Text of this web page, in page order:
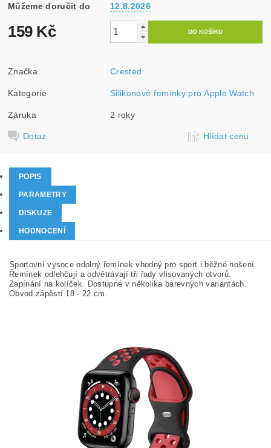
Můžeme doručit do 12.8.2026
159 Kč
Značka Crested
Kategorie Silikonové řemínky pro Apple Watch
Záruka 2 roky
Dotaz Hlídat cenu
POPIS
PARAMETRY
DISKUZE
HODNOCENÍ
Sportovní vysoce odolný řemínek vhodný pro sport i běžné nošení.
Řemínek odlehčují a odvětrávají tři řady vlisovaných otvorů.
Zapínání na kolíček. Dostupné v několika barevných variantách.
Obvod zápěstí 18 - 22 cm.